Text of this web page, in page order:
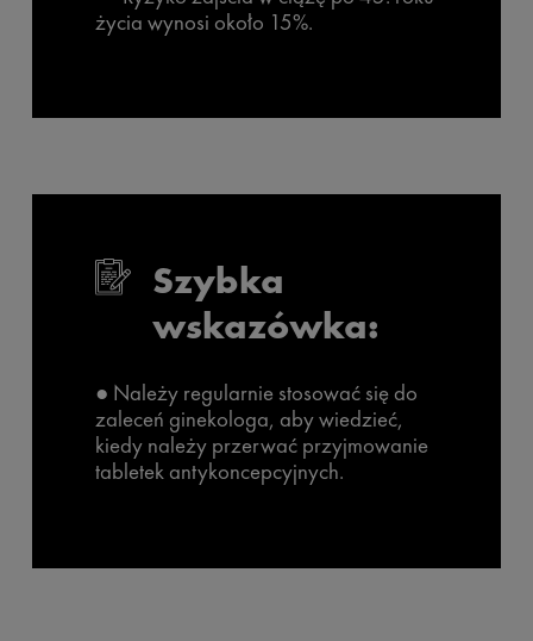
życia wynosi około 15%.
Szybka
wskazówka:
● Należy regularnie stosować się do
zaleceń ginekologa, aby wiedzieć,
kiedy należy przerwać przyjmowanie
tabletek antykoncepcyjnych.